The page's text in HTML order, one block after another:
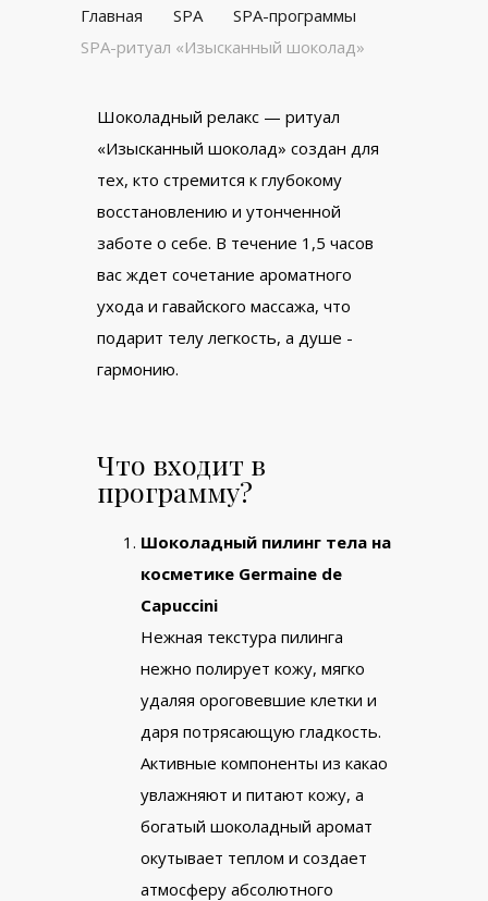
Главная SPA
SPA-программы
SPA-ритуал «Изысканный шоколад»
Шоколадный релакс — ритуал
«Изысканный шоколад» создан для
тех, кто стремится к глубокому
восстановлению и утонченной
заботе о себе. В течение 1,5 часов
вас ждет сочетание ароматного
ухода и гавайского массажа, что
подарит телу легкость, а душе -
гармонию.
Что входит в
программу?
Шоколадный пилинг тела на
косметике Germaine de
Capuccini
Нежная текстура пилинга
нежно полирует кожу, мягко
удаляя ороговевшие клетки и
даря потрясающую гладкость.
Активные компоненты из какао
увлажняют и питают кожу, а
богатый шоколадный аромат
окутывает теплом и создает
атмосферу абсолютного